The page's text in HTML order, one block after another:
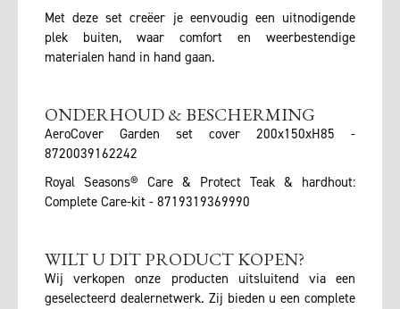
Met deze set creëer je eenvoudig een uitnodigende
plek buiten, waar comfort en weerbestendige
materialen hand in hand gaan.
ONDERHOUD & BESCHERMING
AeroCover Garden set cover 200x150xH85 -
8720039162242
Royal Seasons® Care & Protect Teak & hardhout:
Complete Care-kit - 8719319369990
WILT U DIT PRODUCT KOPEN?
Wij verkopen onze producten uitsluitend via een
geselecteerd dealernetwerk. Zij bieden u een complete